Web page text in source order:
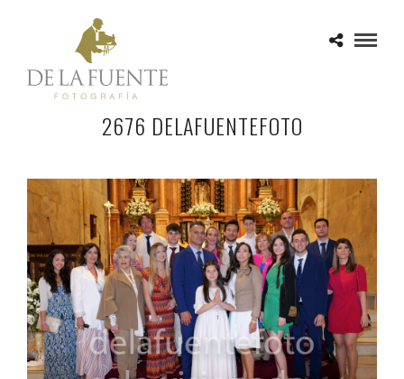
2676 DELAFUENTEFOTO